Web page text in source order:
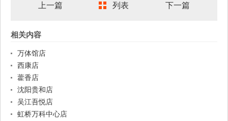
上一篇 列表 下一篇
相关内容
万体馆店
西康店
藿香店
沈阳贵和店
吴江吾悦店
虹桥万科中心店